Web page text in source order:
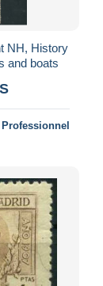
NH, History
and boats
Professionnel